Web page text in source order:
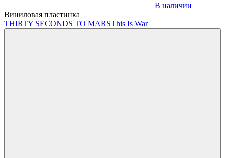
В наличии
Виниловая пластинка
THIRTY SECONDS TO MARSThis Is War